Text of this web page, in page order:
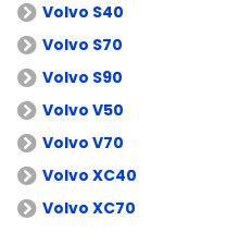
Volvo S40
Volvo S70
Volvo S90
Volvo V50
Volvo V70
Volvo XC40
Volvo XC70